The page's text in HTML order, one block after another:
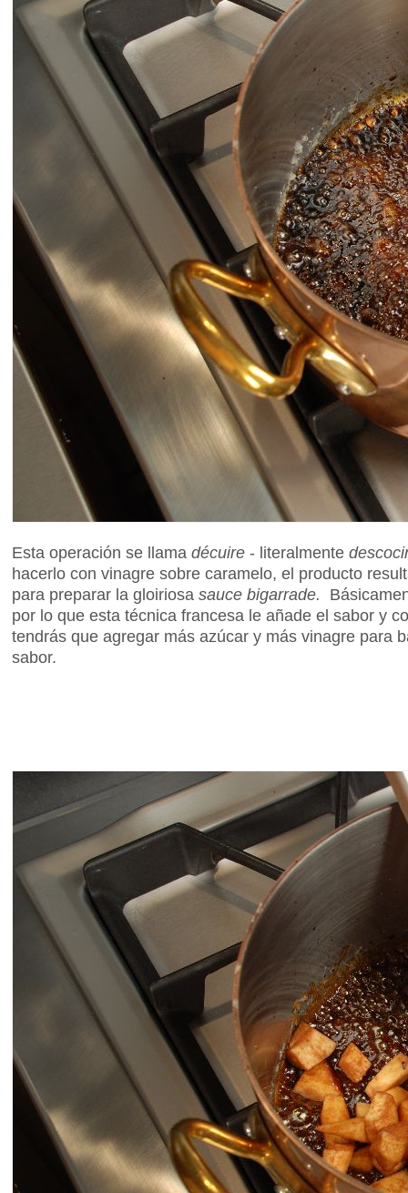
Esta operación se llama décuire - literalmente
hacerlo con vinagre sobre caramelo, el producto
para preparar la gloiriosa sauce bigarrade.
por lo que esta técnica francesa le añade el sabor y
tendrás que agregar más azúcar y más vinagre para
sabor.